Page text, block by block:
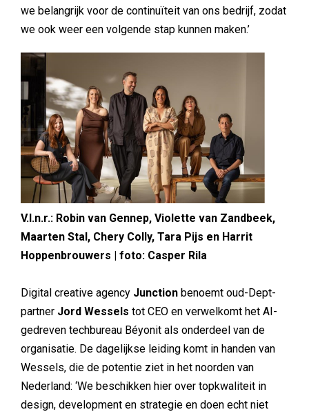
we belangrijk voor de continuïteit van ons bedrijf, zodat
we ook weer een volgende stap kunnen maken.’
V.l.n.r.: Robin van Gennep, Violette van Zandbeek,
Maarten Stal, Chery Colly, Tara Pijs en Harrit
Hoppenbrouwers | foto: Casper Rila
Digital creative agency Junction benoemt oud-Dept-
partner Jord Wessels tot CEO en verwelkomt het AI-
gedreven techbureau Béyonit als onderdeel van de
organisatie. De dagelijkse leiding komt in handen van
Wessels, die de potentie ziet in het noorden van
Nederland: ‘We beschikken hier over topkwaliteit in
design, development en strategie en doen echt niet